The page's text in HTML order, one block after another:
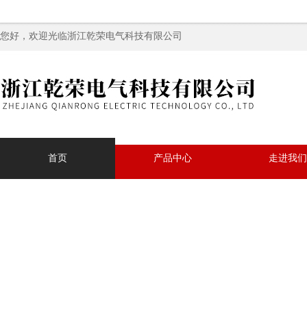
您好，欢迎光临浙江乾荣电气科技有限公司
首页 产品中心 走进我们